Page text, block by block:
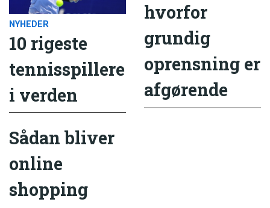
NYHEDER
10 rigeste
tennisspillere
i verden
hvorfor
grundig
oprensning er
afgørende
Sådan bliver
online
shopping